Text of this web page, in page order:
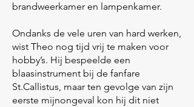
brandweerkamer en lampenkamer.
Ondanks de vele uren van hard werken,
wist Theo nog tijd vrij te maken voor
hobby’s. Hij bespeelde een
blaasinstrument bij de fanfare
St.Callistus, maar ten gevolge van zijn
eerste mijnongeval kon hij dit niet